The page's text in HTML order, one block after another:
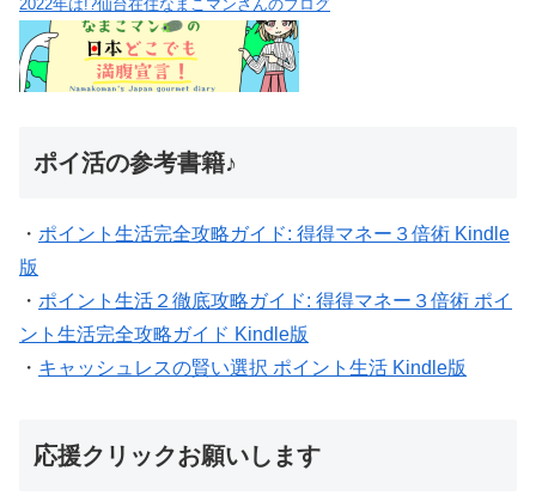
2022年は!?仙台在住なまこマンさんのブログ
ポイ活の参考書籍♪
・ ポイント生活完全攻略ガイド: 得得マネー３倍術 Kindle
版
・ ポイント生活２徹底攻略ガイド: 得得マネー３倍術 ポイ
ント生活完全攻略ガイド Kindle版
・ キャッシュレスの賢い選択 ポイント生活 Kindle版
応援クリックお願いします